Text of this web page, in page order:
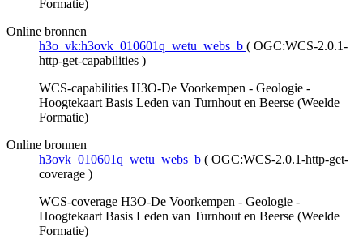
Formatie)
Online bronnen
h3o_vk:h3ovk_010601q_wetu_webs_b ( OGC:WCS-2.0.1-
http-get-capabilities )
WCS-capabilities H3O-De Voorkempen - Geologie -
Hoogtekaart Basis Leden van Turnhout en Beerse (Weelde
Formatie)
Online bronnen
h3ovk_010601q_wetu_webs_b ( OGC:WCS-2.0.1-http-get-
coverage )
WCS-coverage H3O-De Voorkempen - Geologie -
Hoogtekaart Basis Leden van Turnhout en Beerse (Weelde
Formatie)